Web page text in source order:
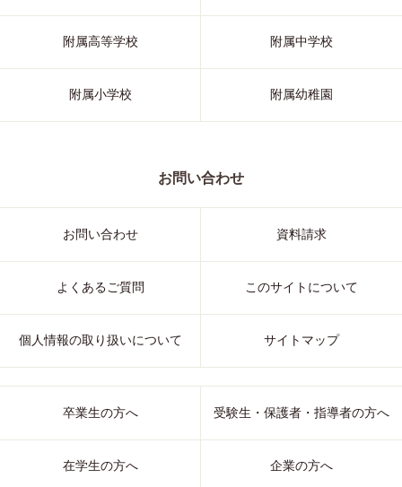
附属高等学校 附属中学校
附属小学校 附属幼稚園
お問い合わせ
お問い合わせ 資料請求
よくあるご質問 このサイトについて
個人情報の取り扱いについて サイトマップ
卒業生の方へ 受験生・保護者・指導者の方へ
在学生の方へ 企業の方へ